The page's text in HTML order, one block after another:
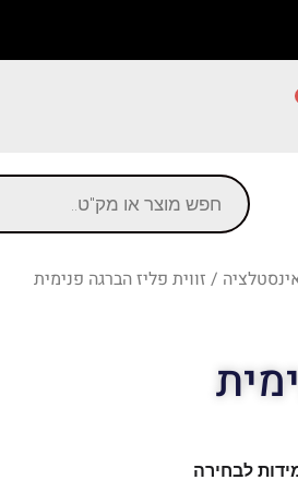
/ זווית פליז הברגה פנימית